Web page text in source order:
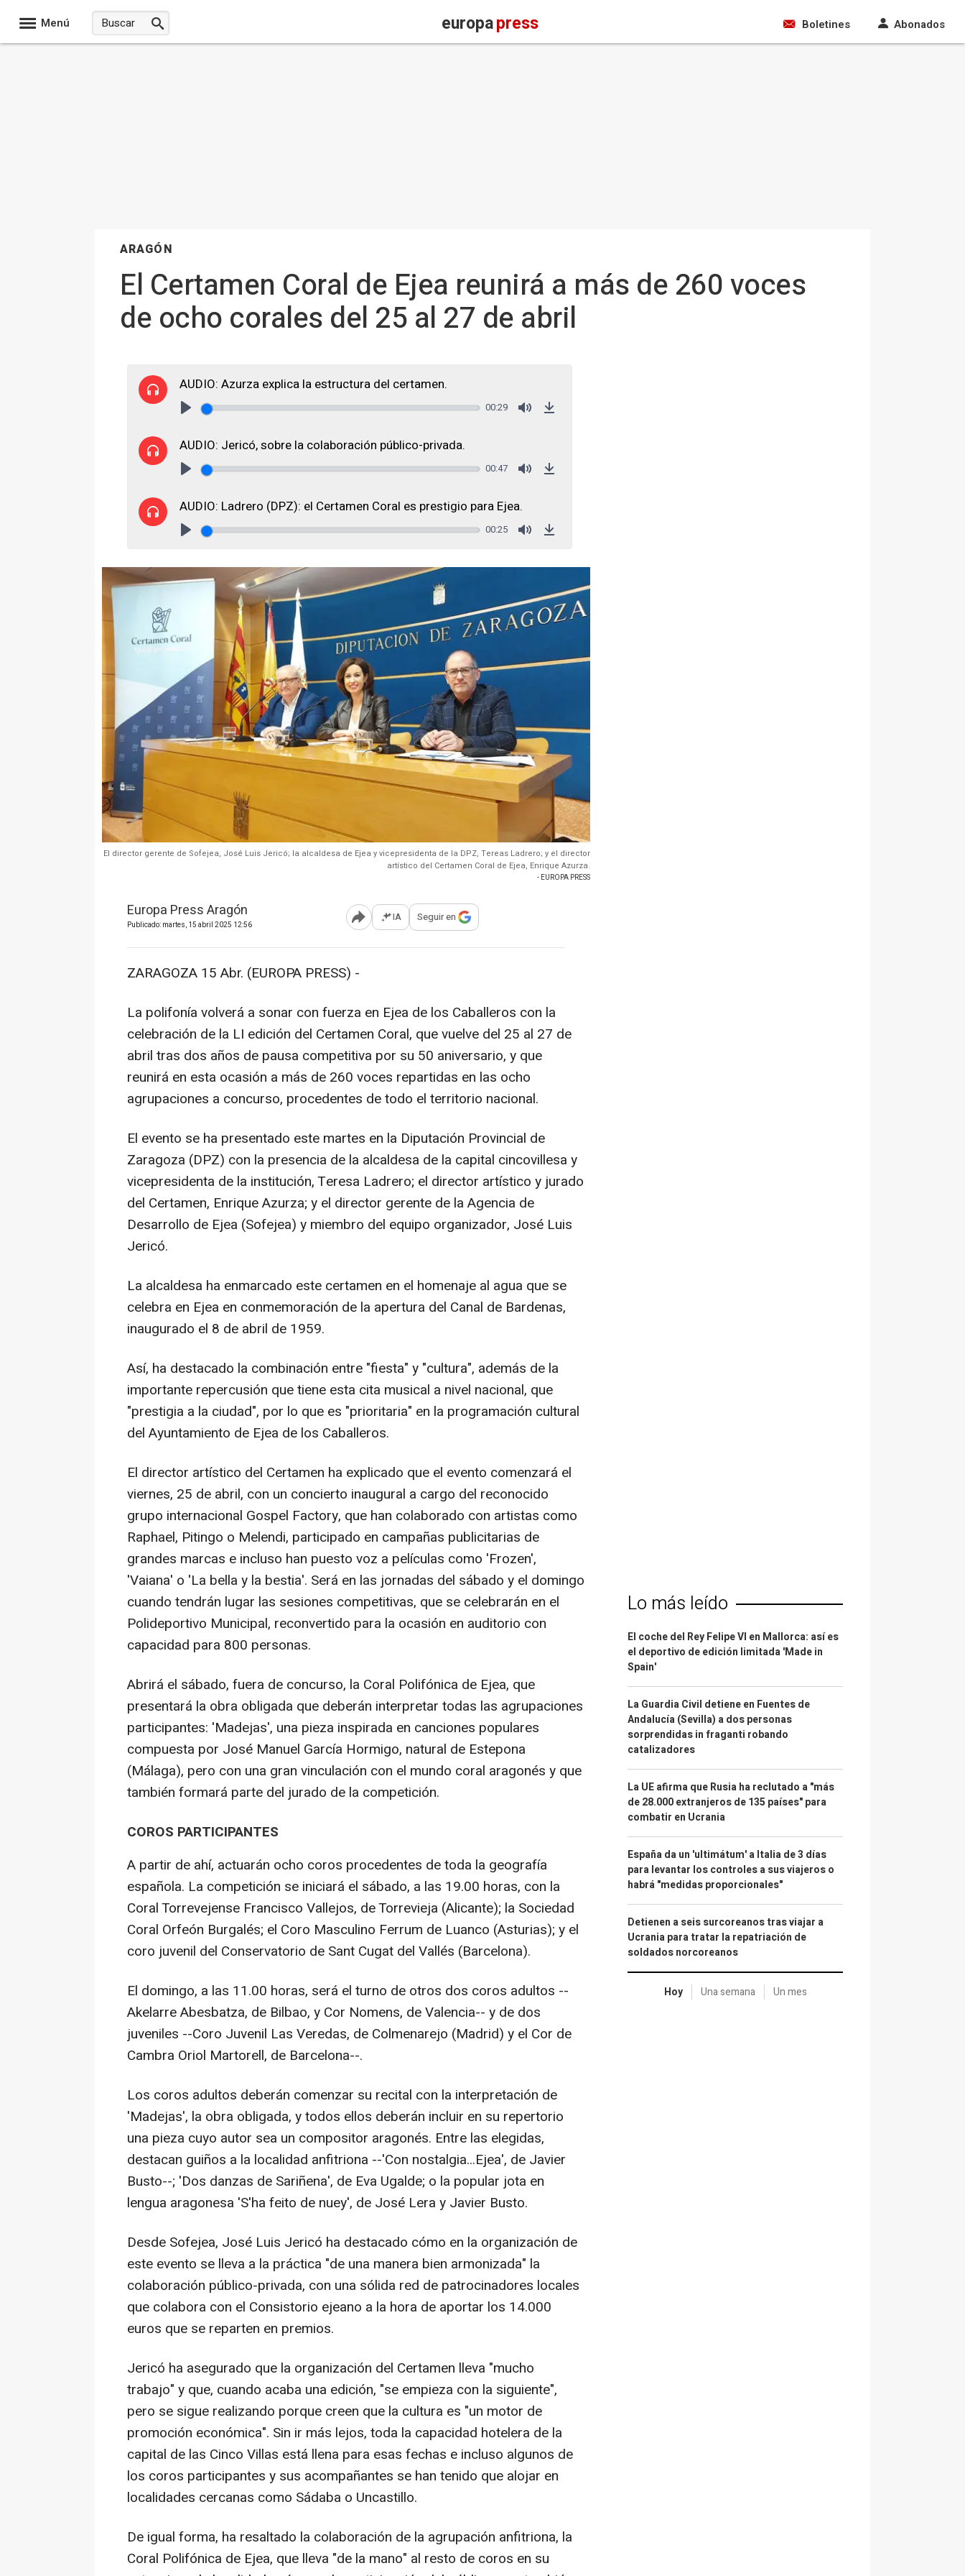
Menú europapress Boletines Abonados
ARAGÓN
El Certamen Coral de Ejea reunirá a más de 260 voces
de ocho corales del 25 al 27 de abril
AUDIO: Azurza explica la estructura del certamen.
00:29
AUDIO: Jericó, sobre la colaboración público-privada.
00:47
AUDIO: Ladrero (DPZ): el Certamen Coral es prestigio para Ejea.
00:25
El director gerente de Sofejea, José Luis Jericó; la alcaldesa de Ejea y vicepresidenta de la DPZ, Tereas Ladrero; y el director
artístico del Certamen Coral de Ejea, Enrique Azurza.
- EUROPA PRESS
Europa Press Aragón
Publicado: martes, 15 abril 2025 12:56 Abrir opciones para compartir
IA Seguir en
ZARAGOZA 15 Abr. (EUROPA PRESS) -
La polifonía volverá a sonar con fuerza en Ejea de los Caballeros con la
celebración de la LI edición del Certamen Coral, que vuelve del 25 al 27 de
abril tras dos años de pausa competitiva por su 50 aniversario, y que
reunirá en esta ocasión a más de 260 voces repartidas en las ocho
agrupaciones a concurso, procedentes de todo el territorio nacional.
El evento se ha presentado este martes en la Diputación Provincial de
Zaragoza (DPZ) con la presencia de la alcaldesa de la capital cincovillesa y
vicepresidenta de la institución, Teresa Ladrero; el director artístico y jurado
del Certamen, Enrique Azurza; y el director gerente de la Agencia de
Desarrollo de Ejea (Sofejea) y miembro del equipo organizador, José Luis
Jericó.
La alcaldesa ha enmarcado este certamen en el homenaje al agua que se
celebra en Ejea en conmemoración de la apertura del Canal de Bardenas,
inaugurado el 8 de abril de 1959.
Así, ha destacado la combinación entre "fiesta" y "cultura", además de la
importante repercusión que tiene esta cita musical a nivel nacional, que
"prestigia a la ciudad", por lo que es "prioritaria" en la programación cultural
del Ayuntamiento de Ejea de los Caballeros.
El director artístico del Certamen ha explicado que el evento comenzará el
viernes, 25 de abril, con un concierto inaugural a cargo del reconocido
grupo internacional Gospel Factory, que han colaborado con artistas como
Raphael, Pitingo o Melendi, participado en campañas publicitarias de
grandes marcas e incluso han puesto voz a películas como 'Frozen',
'Vaiana' o 'La bella y la bestia'. Será en las jornadas del sábado y el domingo
cuando tendrán lugar las sesiones competitivas, que se celebrarán en el
Polideportivo Municipal, reconvertido para la ocasión en auditorio con
capacidad para 800 personas.
Abrirá el sábado, fuera de concurso, la Coral Polifónica de Ejea, que
presentará la obra obligada que deberán interpretar todas las agrupaciones
participantes: 'Madejas', una pieza inspirada en canciones populares
compuesta por José Manuel García Hormigo, natural de Estepona
(Málaga), pero con una gran vinculación con el mundo coral aragonés y que
también formará parte del jurado de la competición.
COROS PARTICIPANTES
A partir de ahí, actuarán ocho coros procedentes de toda la geografía
española. La competición se iniciará el sábado, a las 19.00 horas, con la
Coral Torrevejense Francisco Vallejos, de Torrevieja (Alicante); la Sociedad
Coral Orfeón Burgalés; el Coro Masculino Ferrum de Luanco (Asturias); y el
coro juvenil del Conservatorio de Sant Cugat del Vallés (Barcelona).
El domingo, a las 11.00 horas, será el turno de otros dos coros adultos --
Akelarre Abesbatza, de Bilbao, y Cor Nomens, de Valencia-- y de dos
juveniles --Coro Juvenil Las Veredas, de Colmenarejo (Madrid) y el Cor de
Cambra Oriol Martorell, de Barcelona--.
Los coros adultos deberán comenzar su recital con la interpretación de
'Madejas', la obra obligada, y todos ellos deberán incluir en su repertorio
una pieza cuyo autor sea un compositor aragonés. Entre las elegidas,
destacan guiños a la localidad anfitriona --'Con nostalgia...Ejea', de Javier
Busto--; 'Dos danzas de Sariñena', de Eva Ugalde; o la popular jota en
lengua aragonesa 'S'ha feito de nuey', de José Lera y Javier Busto.
Desde Sofejea, José Luis Jericó ha destacado cómo en la organización de
este evento se lleva a la práctica "de una manera bien armonizada" la
colaboración público-privada, con una sólida red de patrocinadores locales
que colabora con el Consistorio ejeano a la hora de aportar los 14.000
euros que se reparten en premios.
Jericó ha asegurado que la organización del Certamen lleva "mucho
trabajo" y que, cuando acaba una edición, "se empieza con la siguiente",
pero se sigue realizando porque creen que la cultura es "un motor de
promoción económica". Sin ir más lejos, toda la capacidad hotelera de la
capital de las Cinco Villas está llena para esas fechas e incluso algunos de
los coros participantes y sus acompañantes se han tenido que alojar en
localidades cercanas como Sádaba o Uncastillo.
De igual forma, ha resaltado la colaboración de la agrupación anfitriona, la
Coral Polifónica de Ejea, que lleva "de la mano" al resto de coros en su
Lo más leído
El coche del Rey Felipe VI en Mallorca: así es
el deportivo de edición limitada 'Made in
Spain'
La Guardia Civil detiene en Fuentes de
Andalucía (Sevilla) a dos personas
sorprendidas in fraganti robando
catalizadores
La UE afirma que Rusia ha reclutado a "más
de 28.000 extranjeros de 135 países" para
combatir en Ucrania
España da un 'ultimátum' a Italia de 3 días
para levantar los controles a sus viajeros o
habrá "medidas proporcionales"
Detienen a seis surcoreanos tras viajar a
Ucrania para tratar la repatriación de
soldados norcoreanos
Hoy Una semana Un mes